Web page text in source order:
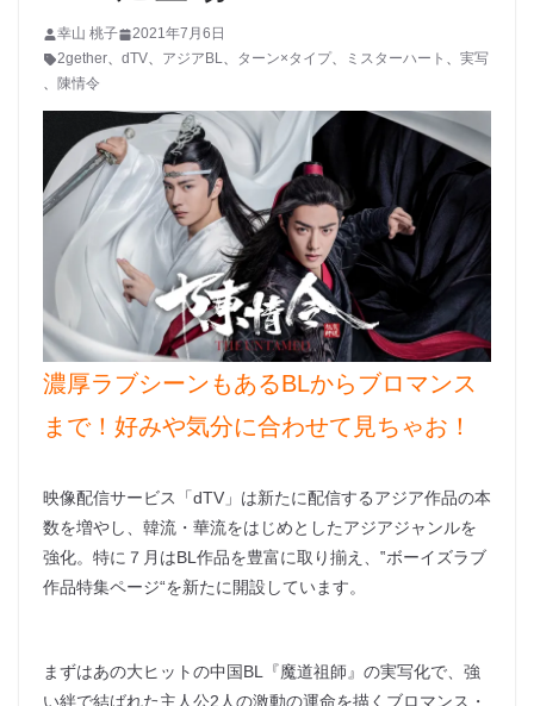
幸山 桃子
2021年7月6日
2gether、 dTV、 アジアBL、 ターン×タイプ、 ミスターハート 、 実写
、 陳情令
濃厚ラブシーンもあるBLからブロマンス
まで！好みや気分に合わせて見ちゃお！
映像配信サービス「dTV」は新たに配信するアジア作品の本
数を増やし、韓流・華流をはじめとしたアジアジャンルを
強化。特に７月はBL作品を豊富に取り揃え、‟ボーイズラブ
作品特集ページ“を新たに開設しています。
まずはあの大ヒットの中国BL『魔道祖師』の実写化で、強
い絆で結ばれた主人公2人の激動の運命を描くブロマンス・